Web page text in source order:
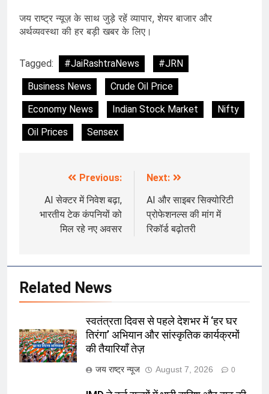
जय राष्ट्र न्यूज़ के साथ जुड़े रहें व्यापार, शेयर बाजार और
अर्थव्यवस्था की हर बड़ी खबर के लिए।
Tagged: #JaiRashtraNews
#JRN
Business News
Crude Oil Price
Economy News
Indian Stock Market
Nifty
Oil Prices
Sensex
navigation
Previous:
AI सेक्टर में निवेश बढ़ा,
भारतीय टेक कंपनियों को
मिल रहे नए अवसर
Next:
AI और साइबर सिक्योरिटी
प्रोफेशनल्स की मांग में
रिकॉर्ड बढ़ोतरी
Related News
स्वतंत्रता दिवस से पहले देशभर में ‘हर घर
तिरंगा’ अभियान और सांस्कृतिक कार्यक्रमों
की तैयारियाँ तेज़
जय राष्ट्र न्यूज August 7, 2026 0